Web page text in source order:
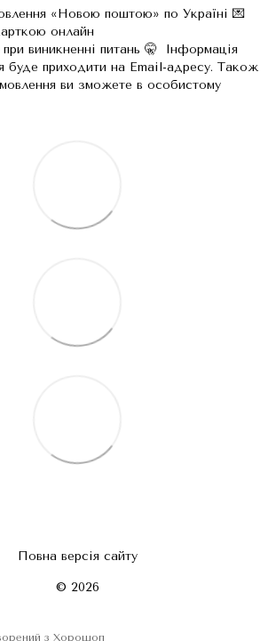
«Новою поштою» по Україні 💌
онлайн
виникненні питань 🤫 Інформація
буде приходити на Email-адресу. Також
ви зможете в особистому
Повна версія сайту
© 2026
з Хорошоп